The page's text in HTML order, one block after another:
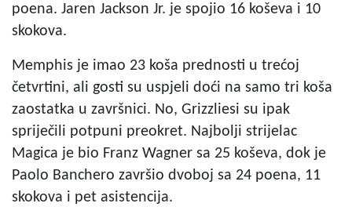
poena. Jaren Jackson Jr. je spojio 16 koševa i 10
skokova.
Memphis je imao 23 koša prednosti u trećoj
četvrtini, ali gosti su uspjeli doći na samo tri koša
zaostatka u završnici. No, Grizzliesi su ipak
spriječili potpuni preokret. Najbolji strijelac
Magica je bio Franz Wagner sa 25 koševa, dok je
Paolo Banchero završio dvoboj sa 24 poena, 11
skokova i pet asistencija.